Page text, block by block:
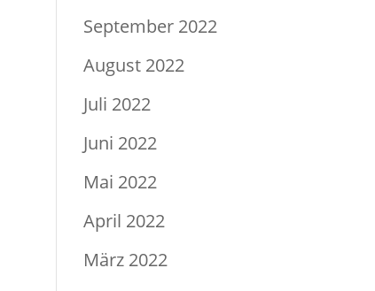
September 2022
August 2022
Juli 2022
Juni 2022
Mai 2022
April 2022
März 2022